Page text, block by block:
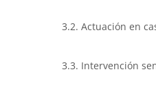
3.2. Actuación en
3.3. Intervención